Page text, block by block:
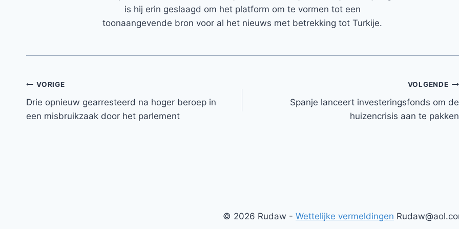
is hij erin geslaagd om het platform om te vormen tot een
toonaangevende bron voor al het nieuws met betrekking tot Turkije.
Bericht
navigatie
VORIGE
Drie opnieuw gearresteerd na hoger beroep in
een misbruikzaak door het parlement
VOLGENDE
Spanje lanceert investeringsfonds om de
huizencrisis aan te pakken
© 2026 Rudaw - Wettelijke vermeldingen